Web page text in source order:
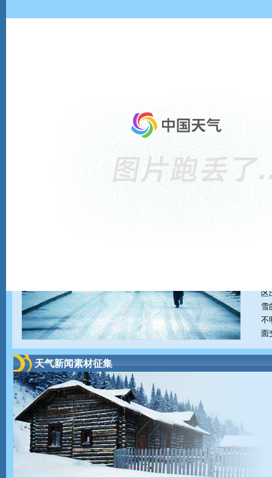
区
雪
不
面
天气新闻素材征集